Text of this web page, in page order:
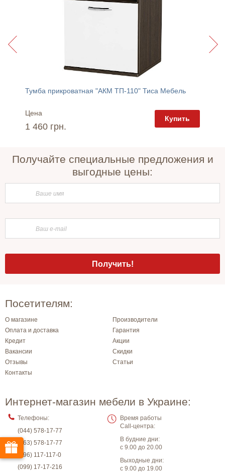
Тумба прикроватная "АКМ ТП-110" Тиса Мебель
Цена
1 460 грн.
Купить
Получайте специальные предложения и
выгодные цены:
Посетителям:
О магазине
Производители
Оплата и доставка
Гарантия
Кредит
Акции
Вакансии
Скидки
Отзывы
Статьи
Контакты
Интернет-магазин мебели в Украине:
Телефоны:
(044) 578-17-77
(063) 578-17-77
(096) 117-117-0
(099) 17-17-216
Время работы
Call-центра:
В будние дни:
с 9.00 до 20.00
Выходные дни:
с 9.00 до 19.00